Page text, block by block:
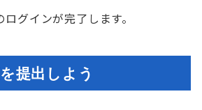
グインが完了します。
提出しよう